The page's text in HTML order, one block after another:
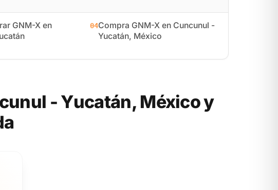
GNM-X en
04Compra GNM-X en Cuncunul -
Yucatán, México
- Yucatán, México y